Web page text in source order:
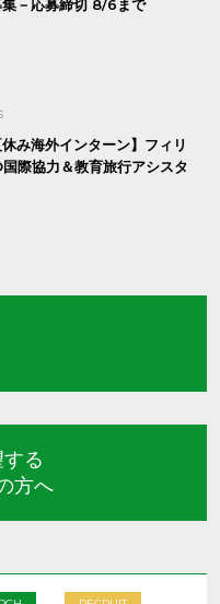
－応募締切 8/6まで
み海外インターン】フィリ
際協力＆教育旅行アシスタ
る
方へ